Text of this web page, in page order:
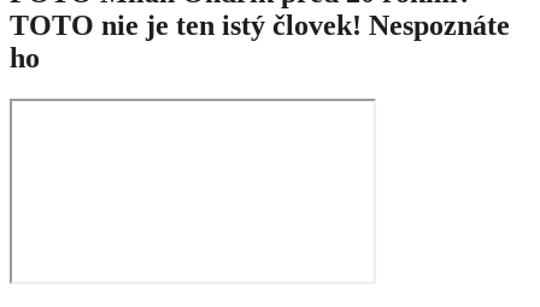
TOTO nie je ten istý človek! Nespoznáte
ho